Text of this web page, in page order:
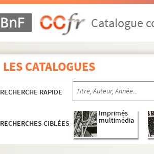
Catalogue
LES CATALOGUES
RECHERCHE RAPIDE
RECHERCHES CIBLÉES
Imprimés
multimédia